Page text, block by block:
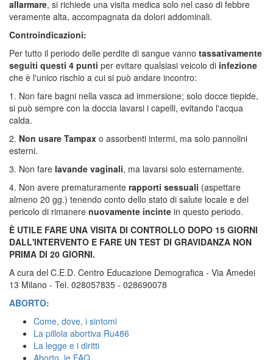
allarmare, si richiede una visita medica solo nel caso di febbre
veramente alta, accompagnata da dolori addominali.
Controindicazioni:
Per tutto il periodo delle perdite di sangue vanno tassativamente
seguiti questi 4 punti per evitare qualsiasi veicolo di infezione
che è l'unico rischio a cui si può andare incontro:
1. Non fare bagni nella vasca ad immersione; solo docce tiepide,
si può sempre con la doccia lavarsi i capelli, evitando l'acqua
calda.
2. Non usare Tampax o assorbenti intermi, ma solo pannolini
esterni.
3. Non fare lavande vaginali, ma lavarsi solo esternamente.
4. Non avere prematuramente rapporti sessuali (aspettare
almeno 20 gg.) tenendo conto dello stato di salute locale e del
pericolo di rimanere nuovamente incinte in questo periodo.
È UTILE FARE UNA VISITA DI CONTROLLO DOPO 15 GIORNI
DALL'INTERVENTO E FARE UN TEST DI GRAVIDANZA NON
PRIMA DI 20 GIORNI.
A cura del C.E.D. Centro Educazione Demografica - Via Amedei
13 Milano - Tel. 028057835 - 028690078
ABORTO:
Come, dove, i sintomi
La pillola abortiva Ru486
La legge e i diritti
Aborto, le FAQ